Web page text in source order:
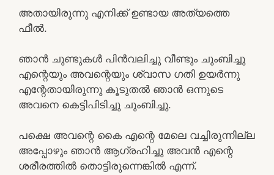
അതായിരുന്നു എനിക്ക് ഉണ്ടായ അത്യത്തെ
ഫീൽ.
ഞാൻ ചുണ്ടുകൾ പിൻവലിച്ചു വീണ്ടും ചുംബിച്ചു
എന്റെയും അവന്റെയും ശ്വാസ ഗതി ഉയർന്നു
എന്റേതായിരുന്നു കൂടുതൽ ഞാൻ ഒന്നുടെ
അവനെ കെട്ടിപിടിച്ചു ചുംബിച്ചു.
പക്ഷെ അവന്റെ കൈ എന്റെ മേലെ വച്ചിരുന്നില്ല
അപ്പോഴും ഞാൻ ആഗ്രഹിച്ചു അവൻ എന്റെ
ശരീരത്തിൽ തൊട്ടിരുന്നെങ്കിൽ എന്ന്.